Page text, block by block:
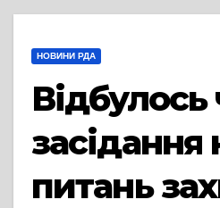
НОВИНИ РДА
засідання
питань